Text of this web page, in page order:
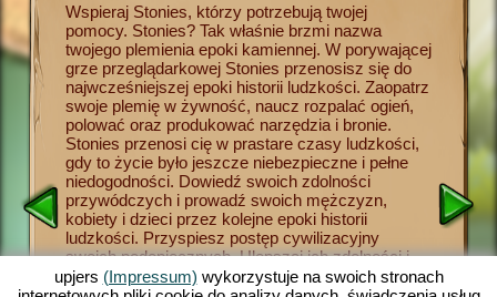
do
w
Wyślij
Wspieraj Stonies, którzy potrzebują twojej
pomocy. Stonies? Tak właśnie brzmi nazwa
twojego plemienia epoki kamiennej. W porywającej
grze przeglądarkowej Stonies przenosisz się do
najwcześniejszej epoki historii ludzkości. Zaopatrz
swoje plemię w żywność, naucz rozpalać ogień,
polować oraz produkować narzędzia i bronie.
Stonies przenosi cię w prastare czasy ludzkości,
gdy to życie było jeszcze niebezpieczne i pełne
niedogodności. Dowiedź swoich zdolności
przywódczych i prowadź swoich mężczyzn,
kobiety i dzieci przez kolejne epoki historii
ludzkości. Przyspiesz postęp cywilizacyjny
swoich podopiecznych. Ulepszaj ich zdolności i
dowiedź swojej przywódczej charyzmy. Zabawna
Od
w
play,
upjers (Impressum) wykorzystuje na swoich stronach